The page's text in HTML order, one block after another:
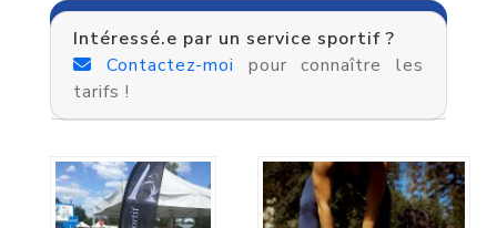
Intéressé.e par un service sportif ?
Contactez-moi pour connaître les
tarifs !